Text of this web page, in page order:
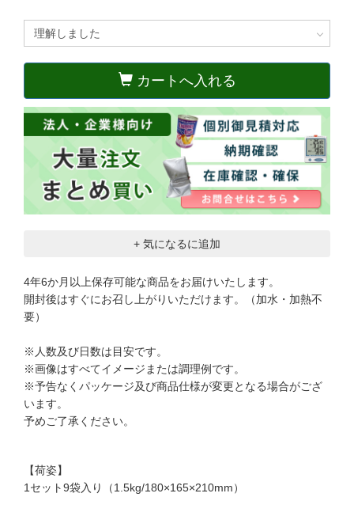
カートへ入れる
+ 気になるに追加
4年6か月以上保存可能な商品をお届けいたします。
開封後はすぐにお召し上がりいただけます。（加水・加熱不
要）
※人数及び日数は目安です。
※画像はすべてイメージまたは調理例です。
※予告なくパッケージ及び商品仕様が変更となる場合がござ
います。
予めご了承ください。
【荷姿】
1セット9袋入り（1.5kg/180×165×210mm）